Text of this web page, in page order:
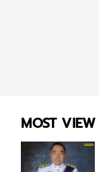
MOST VIEW